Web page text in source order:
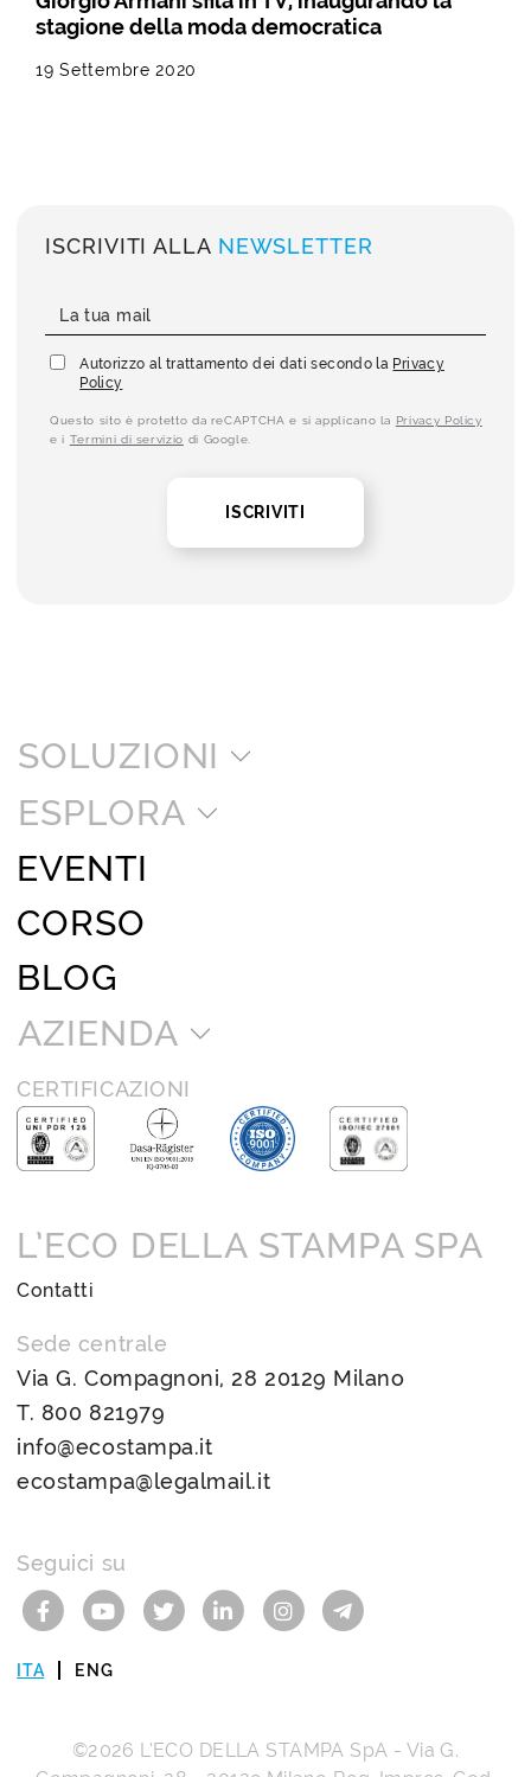
stagione della moda democratica
19 Settembre 2020
ISCRIVITI ALLA NEWSLETTER
Autorizzo al trattamento dei dati secondo la Privacy
Policy
Questo sito è protetto da reCAPTCHA e si applicano la Privacy Policy
e i Termini di servizio di Google.
ISCRIVITI
SOLUZIONI
ESPLORA
EVENTI
CORSO
BLOG
AZIENDA
CERTIFICAZIONI
L’ECO DELLA STAMPA SPA
Contatti
Sede centrale
Via G. Compagnoni, 28 20129 Milano
T. 800 821979
info@ecostampa.it
ecostampa@legalmail.it
Seguici su
ITA ENG
©2026 L’ECO DELLA STAMPA SpA - Via G.